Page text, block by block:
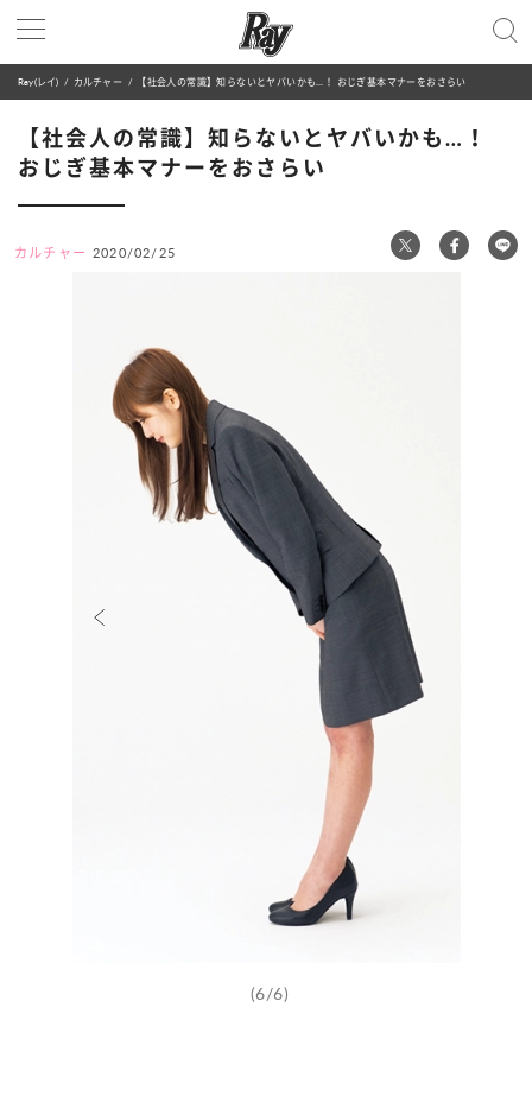
Ray(レイ) カルチャー 【社会人の常識】知らないとヤバいかも…！ おじぎ基本マナーをおさらい
【社会人の常識】知らないとヤバいかも…！
おじぎ基本マナーをおさらい
カルチャー 2020/02/25
(6/6)